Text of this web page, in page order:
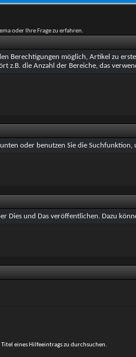
oder Ihre Frage zu erfahren.
Berechtigungen möglich, Artikel zu
z.B. die Anzahl der Bereiche, das
oder benutzen Sie die
und Das veröffentlichen. Dazu
eines Hilfeeintrags zu durchsuchen.